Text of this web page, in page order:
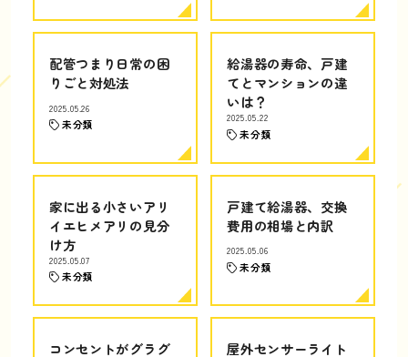
配管つまり日常の困
りごと対処法
2025.05.26
未分類
給湯器の寿命、戸建
てとマンションの違
いは？
2025.05.22
未分類
家に出る小さいアリ
イエヒメアリの見分
け方
2025.05.07
未分類
戸建て給湯器、交換
費用の相場と内訳
2025.05.06
未分類
コンセントがグラグ
屋外センサーライト